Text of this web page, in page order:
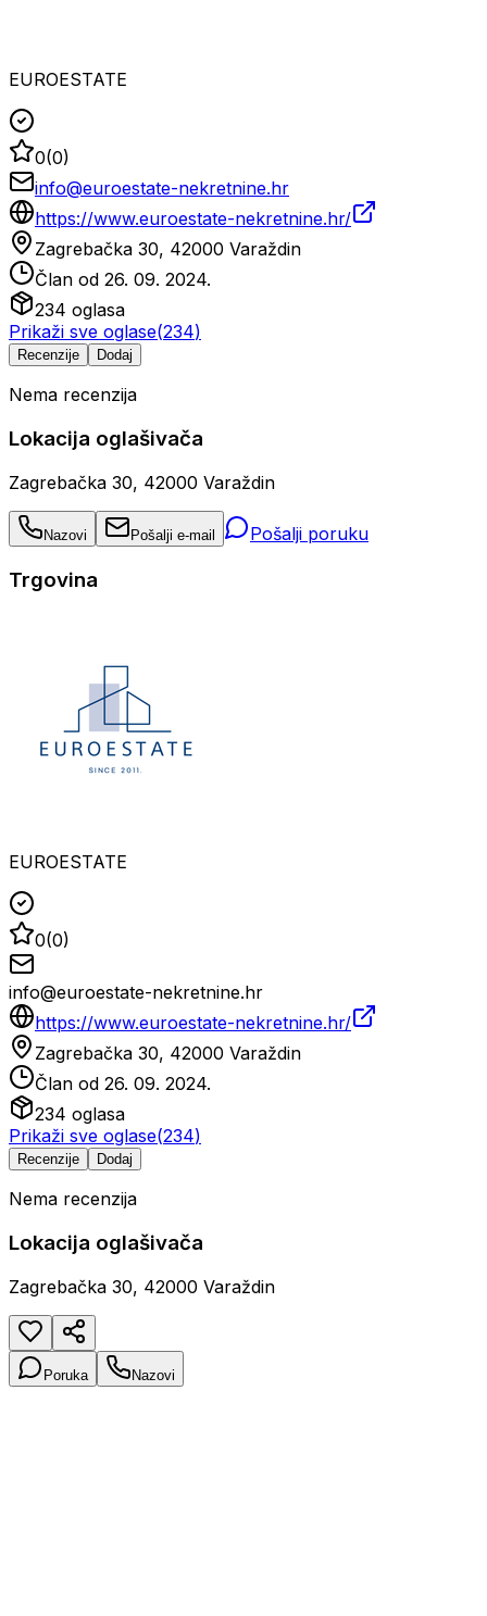
EUROESTATE
0(0)
info@euroestate-nekretnine.hr
https://www.euroestate-nekretnine.hr/
Zagrebačka 30, 42000 Varaždin
Član od 26. 09. 2024.
234 oglasa
Prikaži sve oglase(234)
Recenzije Dodaj
Nema recenzija
Lokacija oglašivača
Zagrebačka 30, 42000 Varaždin
Nazovi Pošalji e-mail Pošalji poruku
Trgovina
EUROESTATE
0(0)
info@euroestate-nekretnine.hr
https://www.euroestate-nekretnine.hr/
Zagrebačka 30, 42000 Varaždin
Član od 26. 09. 2024.
234 oglasa
Prikaži sve oglase(234)
Recenzije Dodaj
Nema recenzija
Lokacija oglašivača
Zagrebačka 30, 42000 Varaždin
Poruka Nazovi